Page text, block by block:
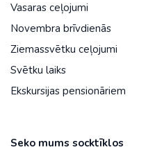
Vasaras ceļojumi
Novembra brīvdienās
Ziemassvētku ceļojumi
Svētku laiks
Ekskursijas pensionāriem
Seko mums socktīklos